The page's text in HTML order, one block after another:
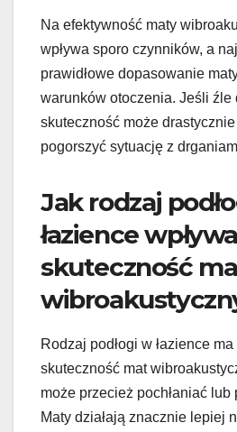
Na efektywność maty
wpływa sporo czynników, a
prawidłowe dopasowanie
warunków otoczenia. Jeśli źle
skuteczność może
pogorszyć sytuację z
Jak rodzaj
łazience
skuteczność
Rodzaj podłogi w łazience
skuteczność mat
może przecież pochłaniać
Maty działają znacznie lepiej